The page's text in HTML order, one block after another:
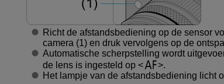
Richt de afstandsbediening op de sensor
camera (1) en druk vervolgens op de
Automatische scherpstelling wordt
de lens is ingesteld op
.
Het lampje van de afstandsbediening licht